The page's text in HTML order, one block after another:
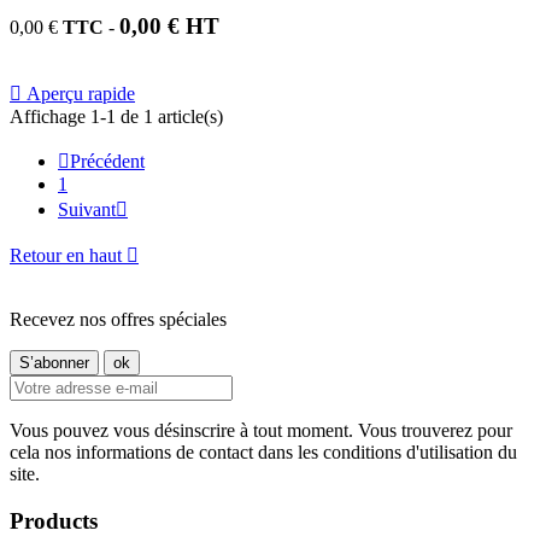
0,00 € TTC - 0,00 € HT
 Aperçu rapide
Affichage 1-1 de 1 article(s)
Précédent
1
Suivant
Retour en haut 
Recevez nos offres spéciales
Vous pouvez vous désinscrire à tout moment. Vous trouverez pour
cela nos informations de contact dans les conditions d'utilisation du
site.
Products